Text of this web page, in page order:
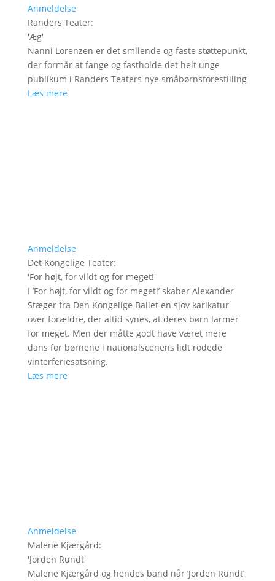
Anmeldelse
Randers Teater:
'Æg'
Nanni Lorenzen er det smilende og faste støttepunkt,
der formår at fange og fastholde det helt unge
publikum i Randers Teaters nye småbørnsforestilling
Læs mere
Anmeldelse
Det Kongelige Teater:
'For højt, for vildt og for meget!'
I ’For højt, for vildt og for meget!’ skaber Alexander
Stæger fra Den Kongelige Ballet en sjov karikatur
over forældre, der altid synes, at deres børn larmer
for meget. Men der måtte godt have været mere
dans for børnene i nationalscenens lidt rodede
vinterferiesatsning.
Læs mere
Anmeldelse
Malene Kjærgård:
'Jorden Rundt'
Malene Kjærgård og hendes band når ’Jorden Rundt’